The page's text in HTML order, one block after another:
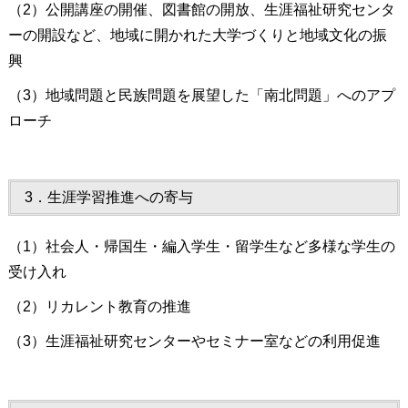
（2）公開講座の開催、図書館の開放、生涯福祉研究センタ
ーの開設など、地域に開かれた大学づくりと地域文化の振
興
（3）地域問題と民族問題を展望した「南北問題」へのアプ
ローチ
3．生涯学習推進への寄与
（1）社会人・帰国生・編入学生・留学生など多様な学生の
受け入れ
（2）リカレント教育の推進
（3）生涯福祉研究センターやセミナー室などの利用促進